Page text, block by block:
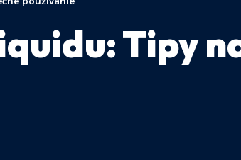
Tipy